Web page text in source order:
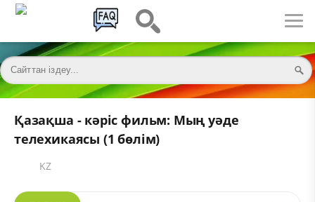
Қазақша - кәріс фильм: Мың уәде
телехикаясы (1 бөлім)
KZ